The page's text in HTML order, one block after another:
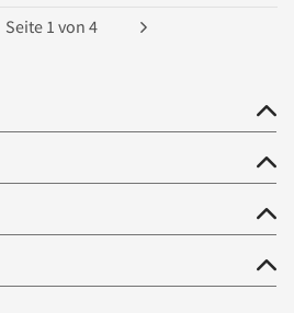
Seite 1 von 4